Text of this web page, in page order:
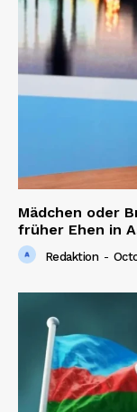
Mädchen oder
früher Ehen in
Redaktion -